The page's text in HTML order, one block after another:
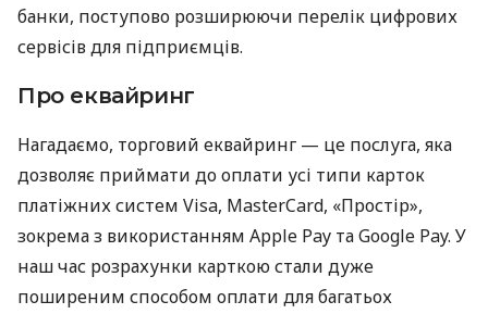
банки, поступово розширюючи перелік цифрових
сервісів для підприємців.
Про еквайринг
Нагадаємо, торговий еквайринг — це послуга, яка
дозволяє приймати до оплати усі типи карток
платіжних систем Visa, MasterCard, «Простір»,
зокрема з використанням Apple Pay та Google Pay. У
наш час розрахунки карткою стали дуже
поширеним способом оплати для багатьох